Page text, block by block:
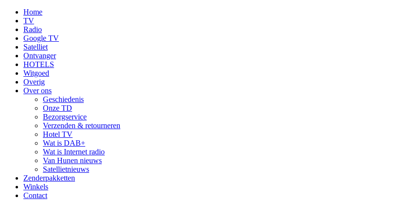
Home
TV
Radio
Google TV
Satelliet
Ontvanger
HOTELS
Witgoed
Overig
Over ons
Geschiedenis
Onze TD
Bezorgservice
Verzenden & retourneren
Hotel TV
Wat is DAB+
Wat is Internet radio
Van Hunen nieuws
Satellietnieuws
Zenderpakketten
Winkels
Contact